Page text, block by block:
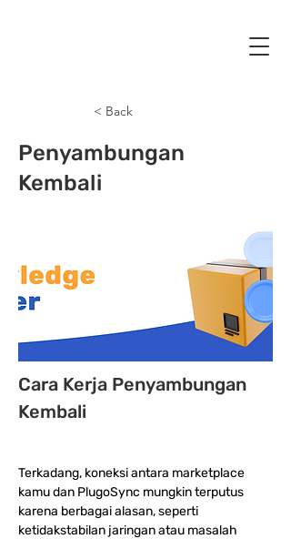
< Back
Penyambungan
Kembali
Cara Kerja Penyambungan
Kembali
Terkadang, koneksi antara marketplace
kamu dan PlugoSync mungkin terputus
karena berbagai alasan, seperti
ketidakstabilan jaringan atau masalah